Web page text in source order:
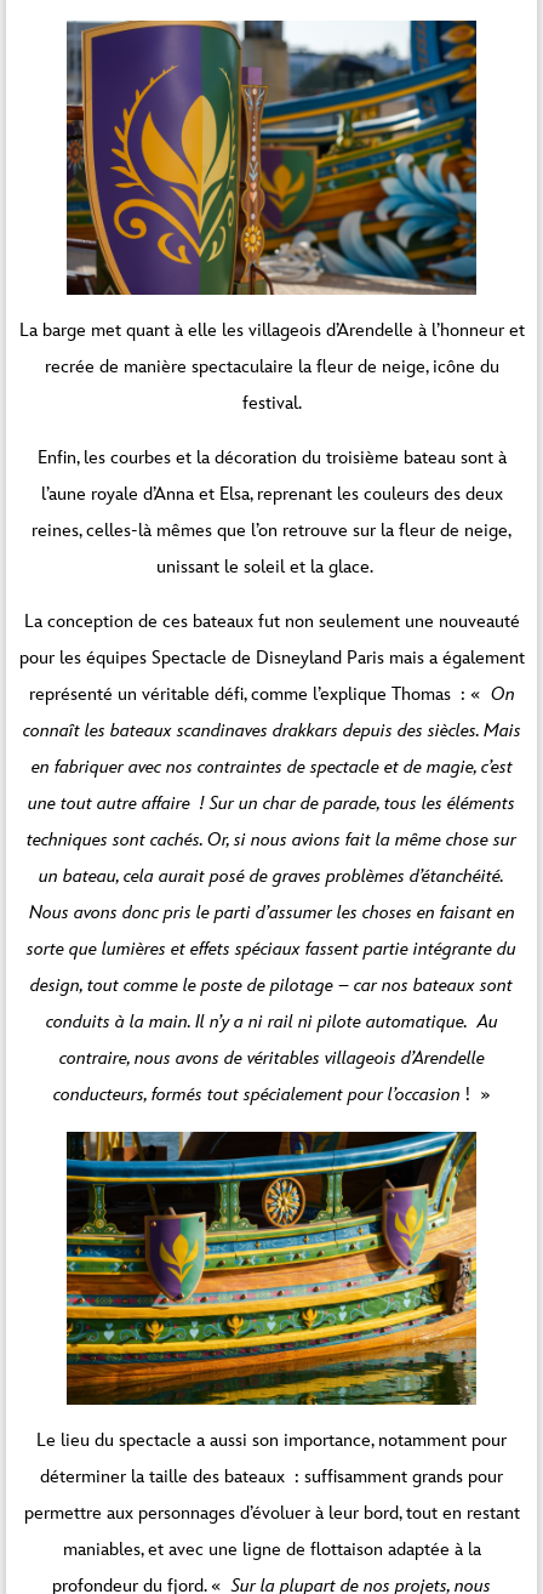
La barge met quant à elle les villageois d’Arendelle à l’honneur et
recrée de manière spectaculaire la fleur de neige, icône du
festival.
Enfin, les courbes et la décoration du troisième bateau sont à
l’aune royale d’Anna et Elsa, reprenant les couleurs des deux
reines, celles-là mêmes que l’on retrouve sur la fleur de neige,
unissant le soleil et la glace.
La conception de ces bateaux fut non seulement une nouveauté
pour les équipes Spectacle de Disneyland Paris mais a également
représenté un véritable défi, comme l’explique Thomas : « On
connaît les bateaux scandinaves drakkars depuis des siècles. Mais
en fabriquer avec nos contraintes de spectacle et de magie, c’est
une tout autre affaire ! Sur un char de parade, tous les éléments
techniques sont cachés. Or, si nous avions fait la même chose sur
un bateau, cela aurait posé de graves problèmes d’étanchéité.
Nous avons donc pris le parti d’assumer les choses en faisant en
sorte que lumières et effets spéciaux fassent partie intégrante du
design, tout comme le poste de pilotage – car nos bateaux sont
conduits à la main. Il n’y a ni rail ni pilote automatique. Au
contraire, nous avons de véritables villageois d’Arendelle
conducteurs, formés tout spécialement pour l’occasion ! »
Le lieu du spectacle a aussi son importance, notamment pour
déterminer la taille des bateaux : suffisamment grands pour
permettre aux personnages d’évoluer à leur bord, tout en restant
maniables, et avec une ligne de flottaison adaptée à la
profondeur du fjord. «Sur la plupart de nos projets, nous